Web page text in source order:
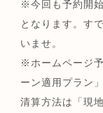
※今回も予約開
となります。す
いませ。
※ホームページ
ーン適用プラン
清算方法は「現